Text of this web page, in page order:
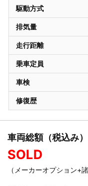
駆動方式
排気量
走行距離
乗車定員
車検
修復歴
車両総額（税込み）
SOLD
（メーカーオプション+